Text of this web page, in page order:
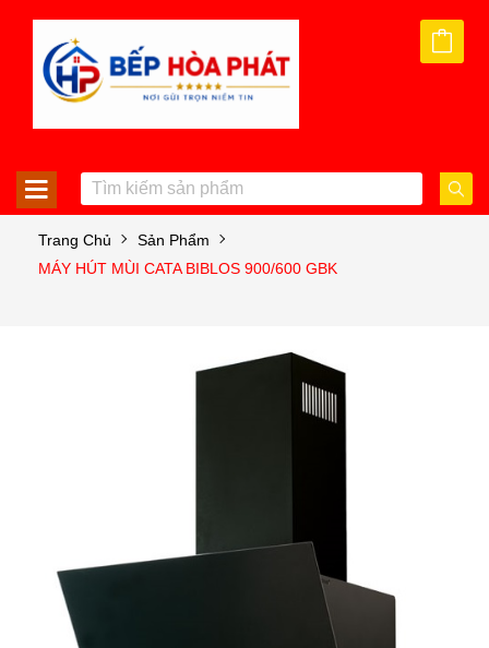
Trang Chủ
Sản Phẩm
MÁY HÚT MÙI CATA BIBLOS 900/600 GBK